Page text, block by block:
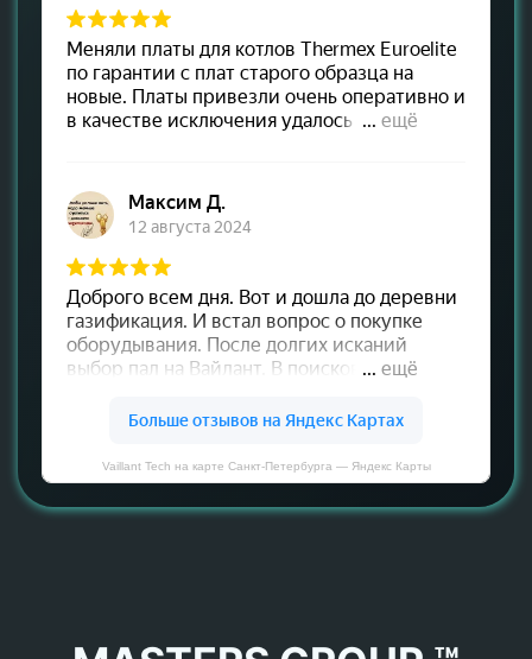
Vaillant Tech на карте Санкт‑Петербурга — Яндекс Карты